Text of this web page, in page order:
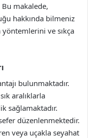
makalede,
hakkında bilmeniz
ve sıkça
bulunmaktadır.
aralıklarla
sağlamaktadır.
düzenlenmektedir.
veya uçakla seyahat